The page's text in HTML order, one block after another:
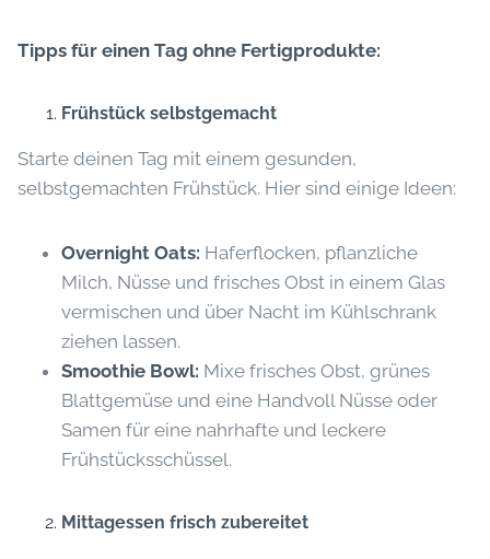
Tipps für einen Tag ohne Fertigprodukte:
Frühstück selbstgemacht
Starte deinen Tag mit einem gesunden,
selbstgemachten Frühstück. Hier sind einige Ideen:
Overnight Oats: Haferflocken, pflanzliche
Milch, Nüsse und frisches Obst in einem Glas
vermischen und über Nacht im Kühlschrank
ziehen lassen.
Smoothie Bowl: Mixe frisches Obst, grünes
Blattgemüse und eine Handvoll Nüsse oder
Samen für eine nahrhafte und leckere
Frühstücksschüssel.
Mittagessen frisch zubereitet